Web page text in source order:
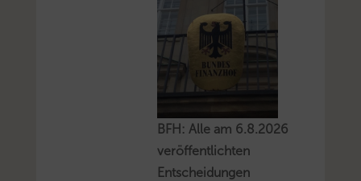
BFH: Alle am 6.8.2026
veröffentlichten
Entscheidungen